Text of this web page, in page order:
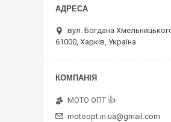
вул. Богдана
61000, Харків, Україна
MOTO OПT 👍
motoopt.in.ua@gmail.com